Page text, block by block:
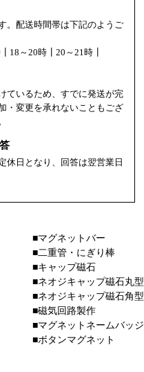
。配送時間帯は下記のようご
～20時┃20～21時┃
ているため、すでに発送が完
・変更を承れないこともござ
休日となり、回答は翌営業日
■マグネットバー
■二重管・にぎり棒
■キャップ磁石
■ネオジキャップ磁石丸型
■ネオジキャップ磁石角型
■磁気回路製作
■マグネットネームバッジ
■ボタンマグネット